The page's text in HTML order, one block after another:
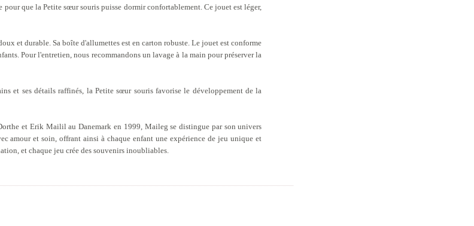
que la Petite sœur souris puisse dormir confortablement. Ce jouet est léger,
et durable. Sa boîte d'allumettes est en carton robuste. Le jouet est conforme
Pour l'entretien, nous recommandons un lavage à la main pour préserver la
et ses détails raffinés, la Petite sœur souris favorise le développement de la
et Erik Mailil au Danemark en 1999, Maileg se distingue par son univers
amour et soin, offrant ainsi à chaque enfant une expérience de jeu unique et
et chaque jeu crée des souvenirs inoubliables.